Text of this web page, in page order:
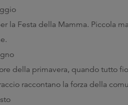
la Festa della Mamma. Piccola
della primavera, quando tutto
raccontano la forza della